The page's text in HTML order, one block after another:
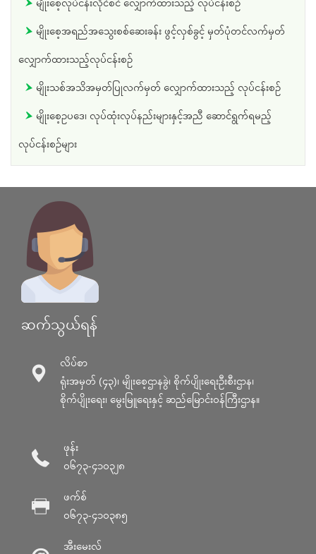
မျိုးစေ့လုပ်ငန်းလိုင်စင် လျှောက်ထားသည့် လုပ်ငန်းစဥ်
မျိုးစေ့အရည်အသွေးစစ်ဆေးခန်း ဖွင့်လှစ်ခွင့် မှတ်ပုံတင်လက်မှတ်
လျှောက်ထားသည့်လုပ်ငန်းစဥ်
မျိုးသစ်အသိအမှတ်ပြုလက်မှတ် လျှောက်ထားသည့် လုပ်ငန်းစဥ်
မျိုးစေ့ဥပ‌ဒေ၊ လုပ်ထုံးလုပ်နည်းများနှင့်အညီ ‌ဆောင်ရွက်ရမည့်
လုပ်ငန်းစဥ်များ
ဆက်သွယ်ရန်
လိပ်စာ
ရုံးအမှတ် (၄၃)၊ မျိုးစေ့ဌာနခွဲ၊ စိုက်ပျိုးရေးဦးစီးဌာန၊
စိုက်ပျိုးရေး၊ မွေးမြူရေးနှင့် ဆည်မြောင်း၀န်ကြီးဌာန။
ဖုန်း
၀၆၇၃-၄၁၀၃၂၈
ဖက်စ်
၀၆၇၃-၄၁၀၃၈၅
အီးမေးလ်